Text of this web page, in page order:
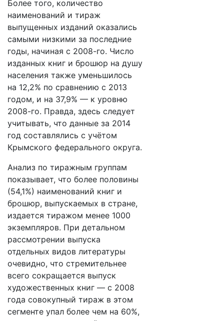
Более того, количество
наименований и тираж
выпущенных изданий оказались
самыми низкими за последние
годы, начиная с 2008-го. Число
изданных книг и брошюр на душу
населения также уменьшилось
на 12,2% по сравнению с 2013
годом, и на 37,9% — к уровню
2008-го. Правда, здесь следует
учитывать, что данные за 2014
год составлялись с учётом
Крымского федерального округа.
Анализ по тиражным группам
показывает, что более половины
(54,1%) наименований книг и
брошюр, выпускаемых в стране,
издается тиражом менее 1000
экземпляров. При детальном
рассмотрении выпуска
отдельных видов литературы
очевидно, что стремительнее
всего сокращается выпуск
художественных книг — с 2008
года совокупный тираж в этом
сегменте упал более чем на 60%,